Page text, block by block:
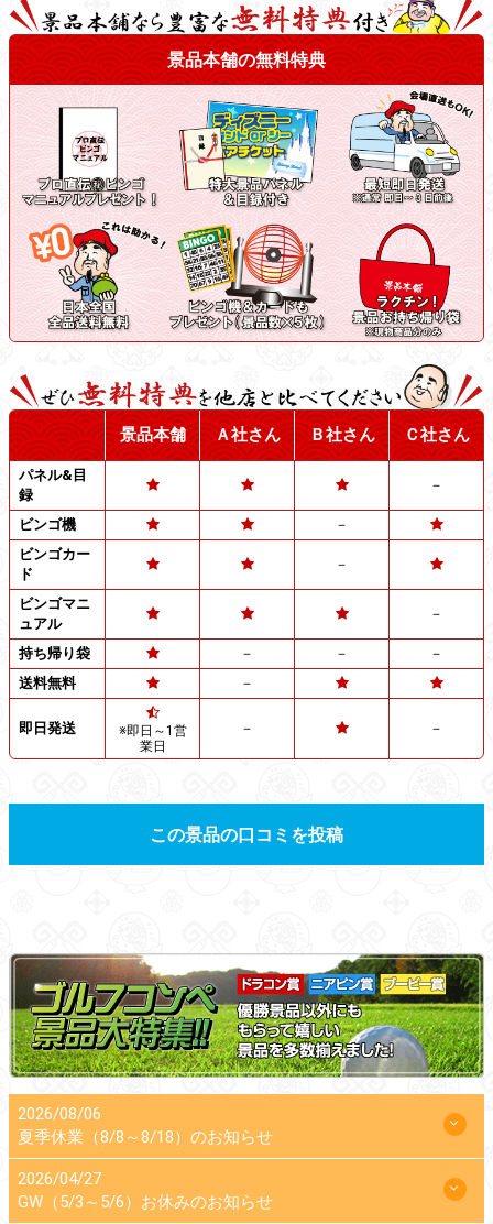
景品本舗の無料特典
景品本舗 Ａ社さん Ｂ社さん Ｃ社さん
パネル&目
録
－
ビンゴ機
－
ビンゴカー
ド
－
ビンゴマニ
ュアル
－
持ち帰り袋 － －
－
送料無料
－
即日発送
※即日～1営
業日
－ －
この景品の口コミを投稿
2026/08/06
夏季休業（8/8～8/18）のお知らせ
2026/04/27
GW（5/3～5/6）お休みのお知らせ